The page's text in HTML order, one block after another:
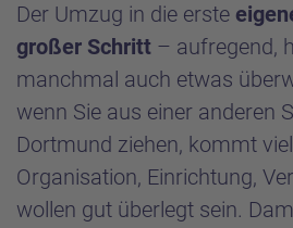
Der Umzug in die erste
großer Schritt – aufregend,
manchmal auch etwas
wenn Sie aus einer anderen
Dortmund ziehen, kommt
Organisation, Einrichtung,
wollen gut überlegt sein.